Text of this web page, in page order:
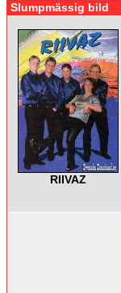
Slumpmässig bild
RIIVAZ